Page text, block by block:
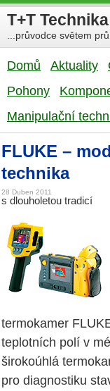
T+T
...průvodce světem
Domů Aktuality
Pohony
Manipulační
FLUKE –
technika
28 Duben 2011
s dlouholetou tradicí
termokamer
teplotních polí v
širokoúhlá
pro diagnostiku